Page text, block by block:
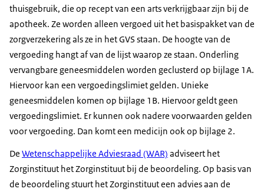
thuisgebruik, die op recept van een arts verkrijgbaar zijn bij de
apotheek. Ze worden alleen vergoed uit het basispakket van de
zorgverzekering als ze in het GVS staan. De hoogte van de
vergoeding hangt af van de lijst waarop ze staan. Onderling
vervangbare geneesmiddelen worden geclusterd op bijlage 1A.
Hiervoor kan een vergoedingslimiet gelden. Unieke
geneesmiddelen komen op bijlage 1B. Hiervoor geldt geen
vergoedingslimiet. Er kunnen ook nadere voorwaarden gelden
voor vergoeding. Dan komt een medicijn ook op bijlage 2.
De Wetenschappelijke Adviesraad (WAR) adviseert het
Zorginstituut het Zorginstituut bij de beoordeling. Op basis van
de beoordeling stuurt het Zorginstituut een advies aan de